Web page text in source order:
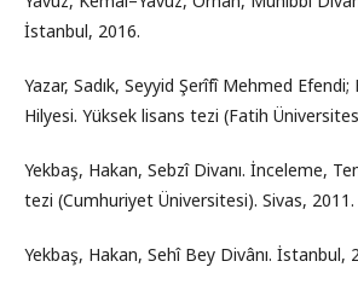
İstanbul, 2016.
Yazar, Sadık, Seyyid Şerîfî Mehmed Efendi;
Hilyesi. Yüksek lisans tezi (Fatih
Yekbaş, Hakan, Sebzî Divanı. İnceleme,
tezi (Cumhuriyet Üniversitesi). Sivas, 2011.
Yekbaş, Hakan, Sehî Bey Divânı. İstanbul,